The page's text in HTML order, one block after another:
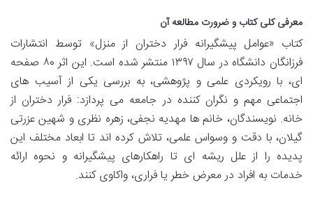
معرفی کلی کتاب و ضرورت مطالعه آن
کتاب «عوامل پیشگیرانه فرار دختران از منزل» توسط انتشارات
فرزانگان دانشگاه در سال ۱۳۹۷ منتشر شده است. این اثر ۸۰ صفحه
ای، با رویکردی علمی و پژوهشی، به بررسی یکی از آسیب های
اجتماعی مهم و نگران کننده در جامعه می پردازد: فرار دختران از
خانه. نویسندگان، خانم ها مهدیه نجفی، زهره نظری و شهین عزرتی
گیلان، با دقت و وسواس علمی، تلاش کرده اند تا ابعاد مختلف این
پدیده را از علل ریشه ای تا راهکارهای پیشگیرانه و نحوه ارائه
خدمات به افراد در معرض خطر یا فراری، واکاوی کنند.